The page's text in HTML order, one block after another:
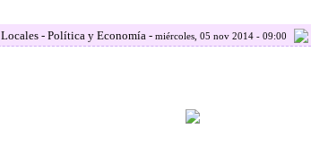
Locales - Política y Economía - miércoles, 05 nov 2014 - 09:00